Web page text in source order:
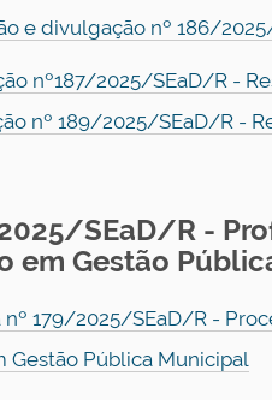
e divulgação nº 186/
nº187/2025/SEaD/R -
nº 189/2025/SEaD/R -
SEaD/R -
em Gestão
179/2025/SEaD/R -
Gestão Pública Municipal